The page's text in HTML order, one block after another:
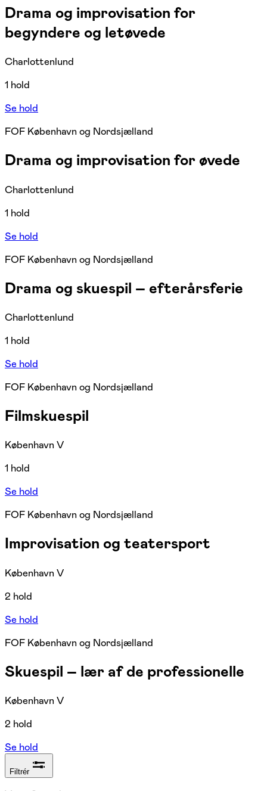
Drama og improvisation for
begyndere og letøvede
Charlottenlund
1 hold
Se hold
FOF København og Nordsjælland
Drama og improvisation for øvede
Charlottenlund
1 hold
Se hold
FOF København og Nordsjælland
Drama og skuespil – efterårsferie
Charlottenlund
1 hold
Se hold
FOF København og Nordsjælland
Filmskuespil
København V
1 hold
Se hold
FOF København og Nordsjælland
Improvisation og teatersport
København V
2 hold
Se hold
FOF København og Nordsjælland
Skuespil – lær af de professionelle
København V
2 hold
Se hold
Filtrér